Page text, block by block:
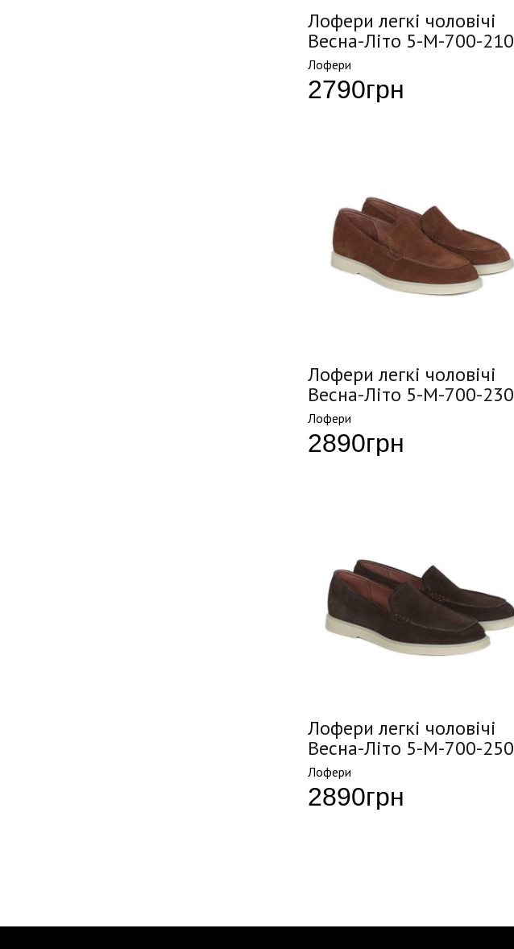
Лофери легкі чоловічі
Весна-Літо 5-M-700-210
Лофери
2790грн
Лофери легкі чоловічі
Весна-Літо 5-M-700-230
Лофери
2890грн
Лофери легкі чоловічі
Весна-Літо 5-M-700-250
Лофери
2890грн